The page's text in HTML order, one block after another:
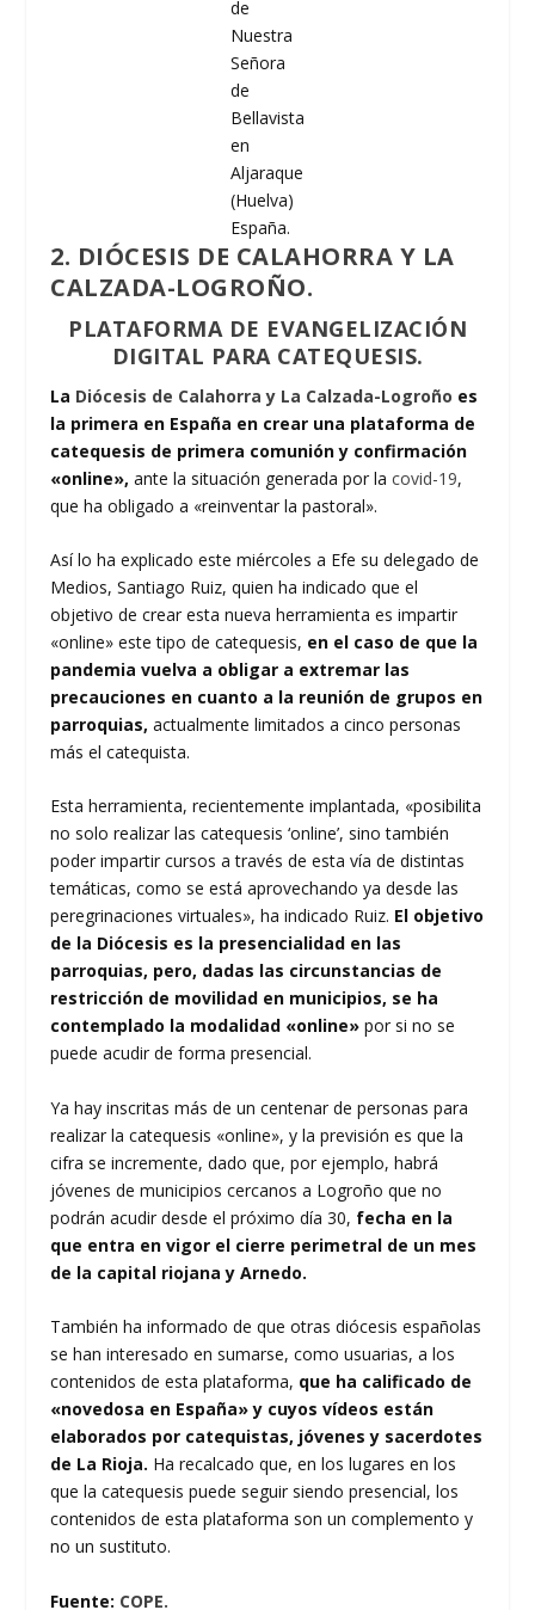
de
Nuestra
Señora
de
Bellavista
en
Aljaraque
(Huelva)
España.
2. DIÓCESIS DE CALAHORRA Y LA
CALZADA-LOGROÑO.
PLATAFORMA DE EVANGELIZACIÓN
DIGITAL PARA CATEQUESIS.
La Diócesis de Calahorra y La Calzada-Logroño es
la primera en España en crear una plataforma de
catequesis de primera comunión y confirmación
«online»,ante la situación generada por lacovid-19,
que ha obligado a «reinventar la pastoral».
Así lo ha explicado este miércoles a Efe su delegado de
Medios, Santiago Ruiz, quien ha indicado que el
objetivo de crear esta nueva herramienta es impartir
«online» este tipo de catequesis, en el caso de que la
pandemia vuelva a obligar a extremar las
precauciones en cuanto a la reunión de grupos en
parroquias, actualmente limitados a cinco personas
más el catequista.
Esta herramienta, recientemente implantada, «posibilita
no solo realizar las catequesis ‘online’, sino también
poder impartir cursos a través de esta vía de distintas
temáticas, como se está aprovechando ya desde las
peregrinaciones virtuales», ha indicado Ruiz. El objetivo
de la Diócesis es la presencialidad en las
parroquias, pero, dadas las circunstancias de
restricción de movilidad en municipios, se ha
contemplado la modalidad «online» por si no se
puede acudir de forma presencial.
Ya hay inscritas más de un centenar de personas para
realizar la catequesis «online», y la previsión es que la
cifra se incremente, dado que, por ejemplo, habrá
jóvenes de municipios cercanos a Logroño que no
podrán acudir desde el próximo día 30, fecha en la
que entra en vigor el cierre perimetral de un mes
de la capital riojana y Arnedo.
También ha informado de que otras diócesis españolas
se han interesado en sumarse, como usuarias, a los
contenidos de esta plataforma, que ha calificado de
«novedosa en España» y cuyos vídeos están
elaborados por catequistas, jóvenes y sacerdotes
de La Rioja. Ha recalcado que, en los lugares en los
que la catequesis puede seguir siendo presencial, los
contenidos de esta plataforma son un complemento y
no un sustituto.
Fuente: COPE.